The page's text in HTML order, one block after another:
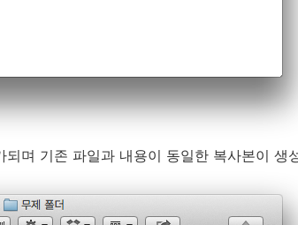
며 기존 파일과 내용이 동일한 복사본이 생